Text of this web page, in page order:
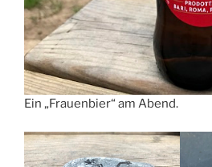
Ein „Frauenbier“ am Abend.